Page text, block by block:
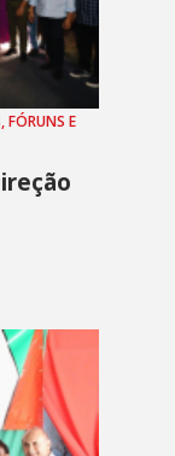
FÓRUNS E